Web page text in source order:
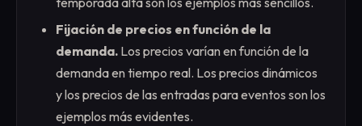
Fijación de precios en función de la
demanda. Los precios varían en función de la
demanda en tiempo real. Los precios dinámicos
y los precios de las entradas para eventos son los
ejemplos más evidentes.